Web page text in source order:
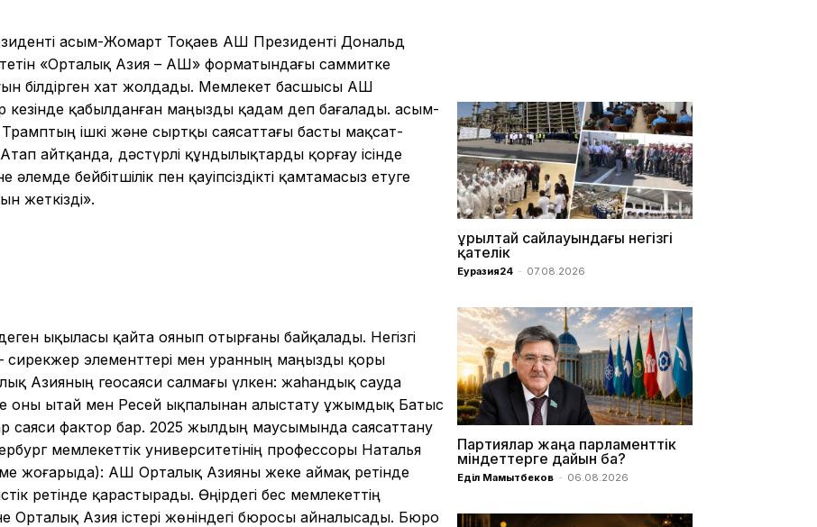
Қасым-Жомарт Тоқаев АҚШ Президенті Дональд
«Орталық Азия – АҚШ» форматындағы саммитке
білдірген хат жолдады. Мемлекет басшысы АҚШ
қабылданған маңызды қадам деп бағалады. Қасым-
ішкі және сыртқы саясаттағы басты мақсат-
Атап айтқанда, дәстүрлі құндылықтарды қорғау ісінде
бейбітшілік пен қауіпсіздікті қамтамасыз етуге
жеткізді».
ықыласы қайта оянып отырғаны байқалады. Негізгі
– сирекжер элементтері мен уранның маңызды қоры
Азияның геосаяси салмағы үлкен: жаһандық сауда
оны Қытай мен Ресей ықпалынан алыстату ұжымдық Батыс
саяси фактор бар. 2025 жылдың маусымында саясаттану
мемлекеттік университетінің профессоры Наталья
жоғарыда): АҚШ Орталық Азияны жеке аймақ ретінде
ретінде қарастырады. Өңірдегі бес мемлекеттің
Орталық Азия істері жөніндегі бюросы айналысады. Бюро
Құрылтай сайлауындағы негізгі
қателік
Еуразия24 - 07.08.2026
Партиялар жаңа парламенттік
міндеттерге дайын ба?
Еділ Мамытбеков - 06.08.2026